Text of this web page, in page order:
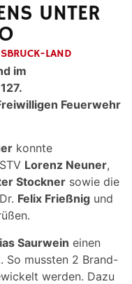
UNTER
LAND
im
Feuerwehr
konnte
Lorenz Neuner,
Stockner sowie die
Felix Frießnig und
Saurwein einen
So mussten 2 Brand-
werden. Dazu